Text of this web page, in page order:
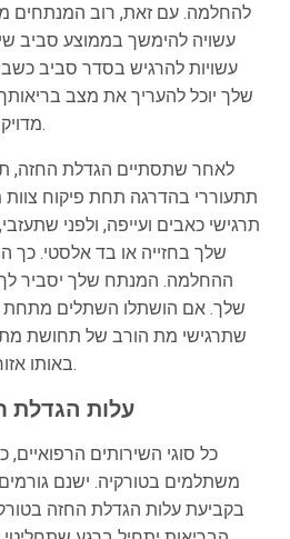
להחלמה. עם זאת, רוב המנתחים
עשויה להימשך בממוצע סביב
עשויות להרגיש בסדר סביב
שלך יוכל להעריך את מצב בריאותך
מדויק יותר לקראת הפרוצדורה.
לאחר שתסתיים הגדלת החזה,
תתעוררי בהדרגה תחת פיקוח צוות
תרגישי כאבים ועייפה, ולפני
שלך בחזייה או בד אלסטי. כך
ההחלמה. המנתח שלך יסביר
שלך. אם הושתלו השתלים מתחת
שתרגישי מת הורב של תחושת
באותו אזור. עם הזמן, כאב זה יפחת.
2026 עלות
כל סוגי השירותים
משתלמים בטורקיה. ישנם
בקביעת עלות הגדלת החזה